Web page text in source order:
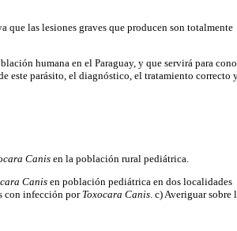
que las lesiones graves que producen son totalmente
humana en el Paraguay, y que servirá para
este parásito, el diagnóstico, el tratamiento correcto
Canis en la población rural pediátrica.
Canis en población pediátrica en dos localidades
con infección por Toxocara Canis . c) Averiguar sobre